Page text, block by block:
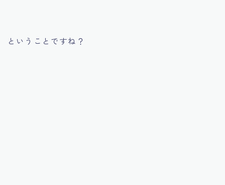
ということですね？